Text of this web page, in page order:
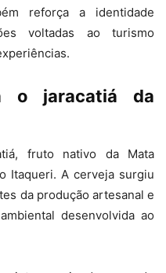
reforça a identidade
voltadas ao turismo
o jaracatiá da
fruto nativo da Mata
Itaqueri. A cerveja surgiu
da produção artesanal e
desenvolvida ao